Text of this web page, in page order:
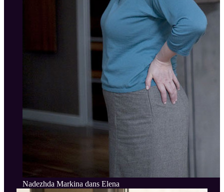
Nadezhda Markina dans Elena